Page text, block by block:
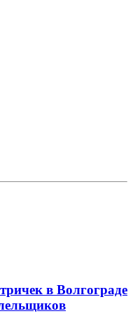
в Волгограде